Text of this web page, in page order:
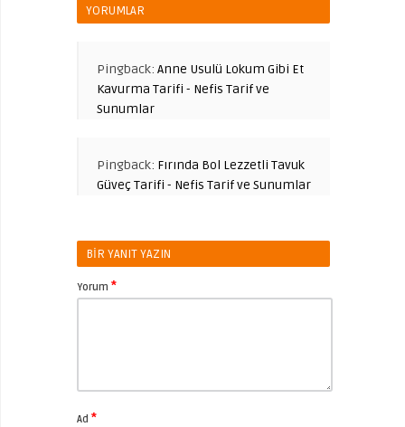
YORUMLAR
Pingback: Anne Usulü Lokum Gibi Et
Kavurma Tarifi - Nefis Tarif ve
Sunumlar
Pingback: Fırında Bol Lezzetli Tavuk
Güveç Tarifi - Nefis Tarif ve Sunumlar
BIR YANIT YAZIN
Yorum *
Ad *